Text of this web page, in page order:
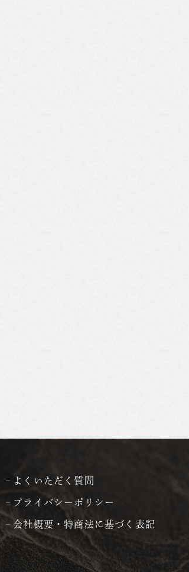
よくいただく質問
プライバシーポリシー
会社概要・特商法に基づく表記